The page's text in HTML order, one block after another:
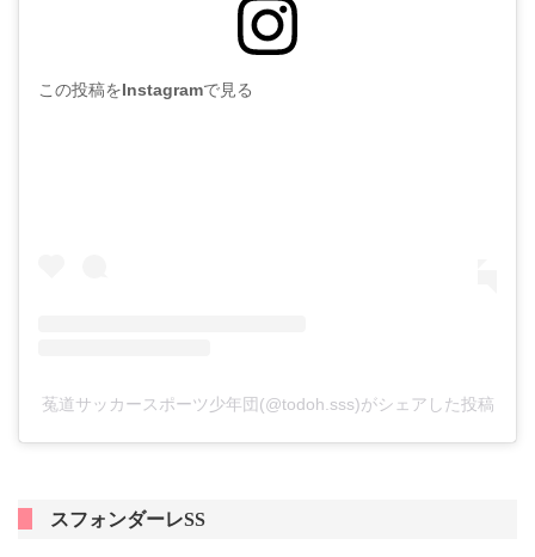
この投稿をInstagramで見る
菟道サッカースポーツ少年団(@todoh.sss)がシェアした投稿
スフォンダーレSS